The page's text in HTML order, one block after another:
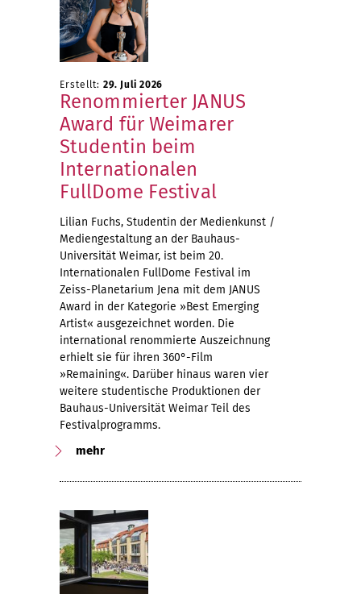
Erstellt: 29. Juli 2026
Renommierter JANUS
Award für Weimarer
Studentin beim
Internationalen
FullDome Festival
Lilian Fuchs, Studentin der Medienkunst /
Mediengestaltung an der Bauhaus-
Universität Weimar, ist beim 20.
Internationalen FullDome Festival im
Zeiss-Planetarium Jena mit dem JANUS
Award in der Kategorie »Best Emerging
Artist« ausgezeichnet worden. Die
international renommierte Auszeichnung
erhielt sie für ihren 360°-Film
»Remaining«. Darüber hinaus waren vier
weitere studentische Produktionen der
Bauhaus-Universität Weimar Teil des
Festivalprogramms.
mehr